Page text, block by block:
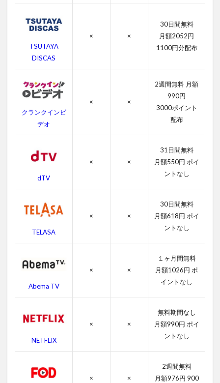
フ
ッ
の
ら
す
作
情
報
4.1
フッ
ジの
感想
4.2
フッ
ジの
ト・
声優
TSUTAYA
DISCAS
× ×
30日間無料
月額2052円
1100円分配布
クランクインビ
デオ
× ×
2週間無料 月額
990円
3000ポイント
配布
dTV
× ×
31日間無料
月額550円 ポイ
ントなし
TELASA
× ×
30日間無料
月額618円 ポイ
ントなし
Abema TV
× ×
１ヶ月間無料
月額1026円 ポ
イントなし
NETFLIX
× ×
無料期間なし
月額990円 ポイ
ントなし
× ×
2週間無料
月額976円 900